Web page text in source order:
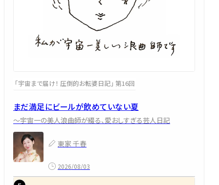
「宇宙まで届け！ 圧倒的お転婆日記」 第16回
まだ満足にビールが飲めていない夏
～宇宙一の美人浪曲師が綴る、愛おしすぎる芸人日記
東家 千春
2026/08/03